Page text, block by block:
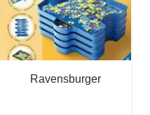
Ravensburger